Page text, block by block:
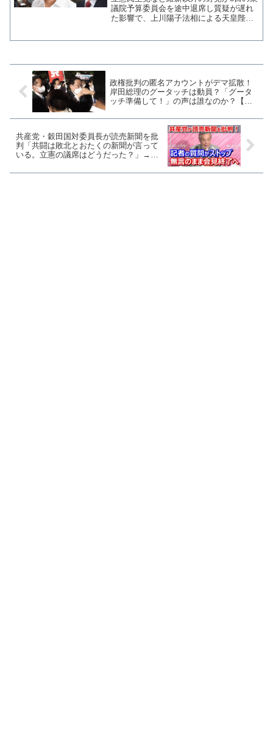
議院予算委員会を途中退席し質疑が遅れ
た影響で、上川陽子法相による天皇陛下
政権批判の匿名アカウントがデマ拡散！
岸田総理のグータッチは動員？「グータ
ッチ準備して！」の声は誰なのか？【マ
共産党・穀田国対委員長が読売新聞を批
判「共闘は敗北とおたくの新聞が言って
いる。立憲の議席はどうだった？」→質